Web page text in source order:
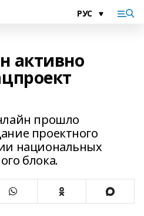
активно
прошло
проектного
национальных
блока.